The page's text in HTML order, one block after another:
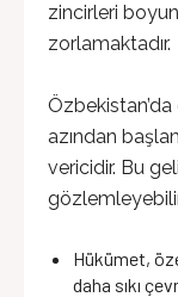
zincirleri
zorlamaktadır.
azından
vericidir. Bu
Hükümet,
daha sıkı